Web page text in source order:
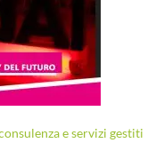
e servizi gestiti